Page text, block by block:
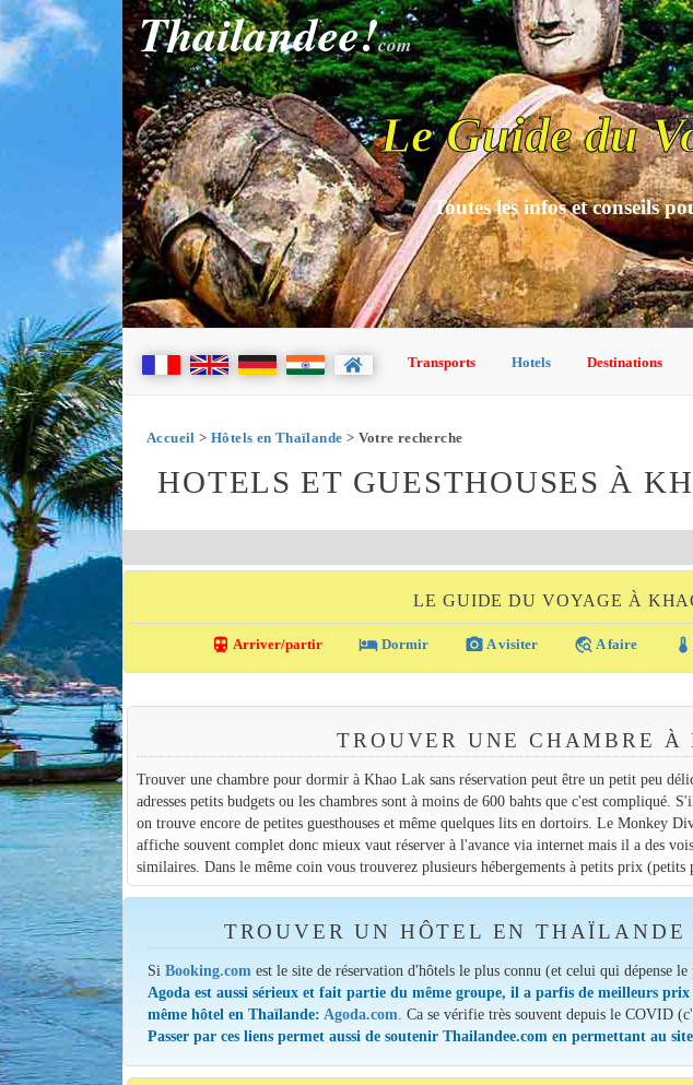
Thailandee!com
Le Guide du
Toutes les infos et conseils
Transports Hotels Destinations
Accueil > Hôtels en Thaïlande > Votre recherche
HOTELS ET GUESTHOUSES À
LE GUIDE DU VOYAGE À
directions_transit Arriver/partir local_hotel Dormir photo_camera A visiter travel_explore A faire thermostat
TROUVER UNE CHAMBRE À
Trouver une chambre pour dormir à Khao Lak sans réservation peut être un petit peu
adresses petits budgets ou les chambres sont à moins de 600 bahts que c'est compliqué.
on trouve encore de petites guesthouses et même quelques lits en dortoirs. Le Monkey
affiche souvent complet donc mieux vaut réserver à l'avance via internet mais il a des
similaires. Dans le même coin vous trouverez plusieurs hébergements à petits prix (petits
TROUVER UN HÔTEL EN
SiBooking.com est le site de réservation d'hôtels le plus connu (et celui qui dépense
Agoda est aussi sérieux et fait partie du même groupe, il a parfis de meilleurs
même hôtel en Thaïlande: Agoda.com . Ca se vérifie très souvent depuis le COVID
Passer par ces liens permet aussi de soutenir Thailandee.com en permettant au